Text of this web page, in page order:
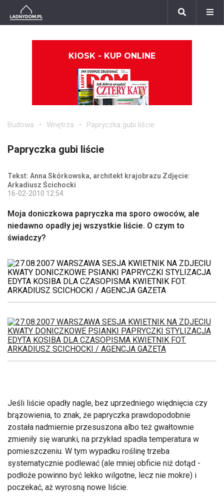
KIOSK - KUP ONLINE
Budowa Wnętrza Papryczka gubi liście
Papryczka gubi liście
Tekst: Anna Skórkowska, architekt krajobrazu Zdjęcie:
Arkadiusz Ścichocki
16-02-2010 12:54
Moja doniczkowa papryczka ma sporo owoców, ale
niedawno opadły jej wszystkie liście. O czym to
świadczy?
Jeśli liście opadły nagle, bez uprzedniego więdnięcia czy
brązowienia, to znak, że papryczka prawdopodobnie
została nadmiernie przesuszona albo też gwałtownie
zmieniły się warunki, na przykład spadła temperatura w
pomieszczeniu. W tym wypadku roślinę trzeba
systematycznie podlewać (ale mniej obficie niż dotąd -
podłoże powinno być lekko wilgotne, lecz nie mokre) i
poczekać, aż wyrosną nowe liście.